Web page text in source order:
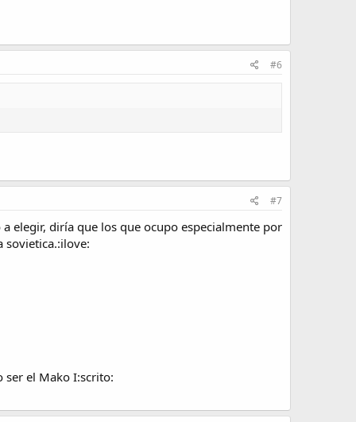
#6
#7
elegir, diría que los que ocupo especialmente por
sovietica.:ilove:
ser el Mako I:scrito: